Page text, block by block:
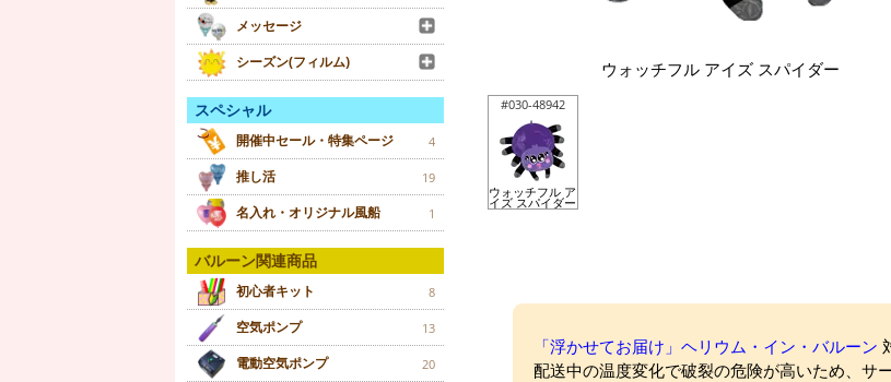
メッセージ
シーズン(フィルム)
スペシャル
開催中セール・特集ページ 4
推し活 19
名入れ・オリジナル風船 1
バルーン関連商品
初心者キット 8
空気ポンプ 13
電動空気ポンプ 20
ウォッチフル アイズ スパイダー
#030-48942
ウォッチフル ア
イズ スパイダー
「浮かせてお届け」ヘリウム・イン・バルーン
配送中の温度変化で破裂の危険が高いため、サ